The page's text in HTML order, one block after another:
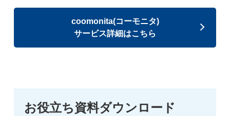
coomonita(コーモニタ)
サービス詳細はこちら
お役立ち資料ダウンロード